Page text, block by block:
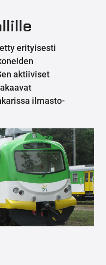
erityisesti
aktiiviset
ilmasto-